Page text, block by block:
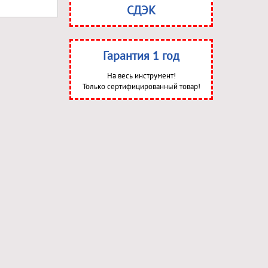
СДЭК
Гарантия 1 год
На весь инструмент!
Только сертифицированный товар!